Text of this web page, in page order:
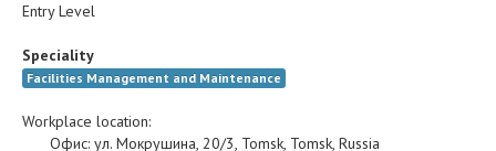
Entry Level
Speciality
Facilities Management and Maintenance
Workplace location:
Офис: ул. Мокрушина, 20/3, Tomsk, Tomsk, Russia